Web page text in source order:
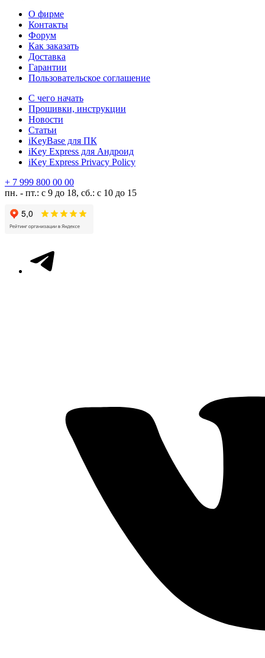
О фирме
Контакты
Форум
Как заказать
Доставка
Гарантии
Пользовательское соглашение
С чего начать
Прошивки, инструкции
Новости
Статьи
iKeyBase для ПК
iKey Express для Андроид
iKey Express Privacy Policy
+ 7 999 800 00 00
пн. - пт.: с 9 до 18, сб.: с 10 до 15